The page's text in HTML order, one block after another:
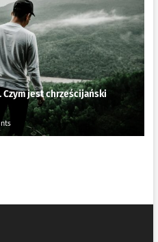
Czym jest chrześcijański